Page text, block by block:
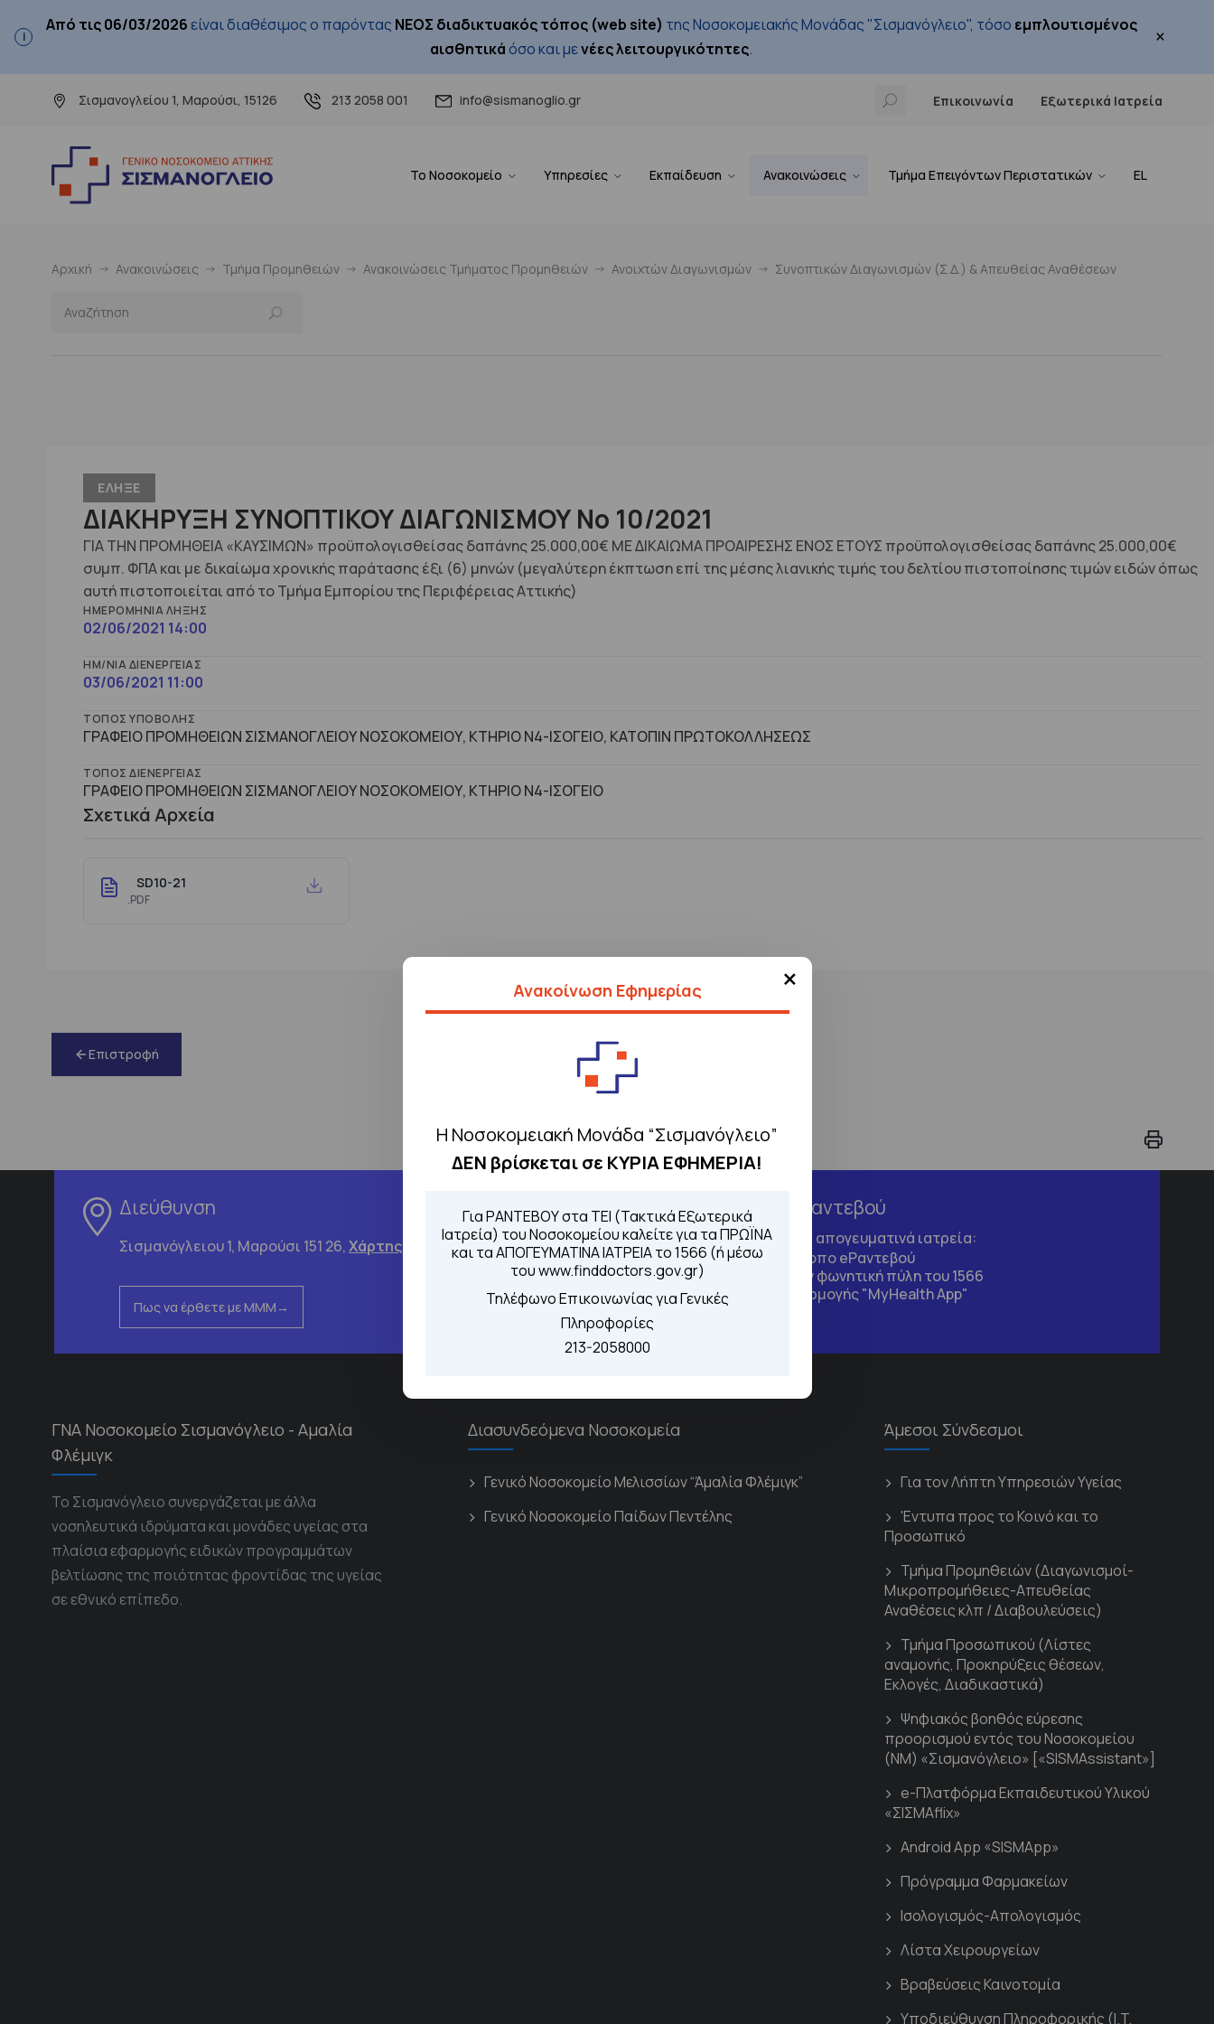
Από τις 06/03/2026 είναι διαθέσιμος ο παρόντας ΝΕΟΣ διαδικτυακός τόπος (web site) της Νοσοκομειακής Μονάδας "Σισμανόγλειο", τόσο εμπλουτισμένος
αισθητικάόσο και μενέες λειτουργικότητες. ×
Σισμανογλείου 1, Μαρούσι, 15126 213 2058 001 info@sismanoglio.gr Επικοινωνία Εξωτερικά Ιατρεία
Το Νοσοκομείο Υπηρεσίες Εκπαίδευση Ανακοινώσεις Τμήμα Επειγόντων Περιστατικών EL
×
Ανακοίνωση Εφημερίας
Η Νοσοκομειακή Μονάδα “Σισμανόγλειο”
ΔΕΝ βρίσκεται σε ΚΥΡΙΑ ΕΦΗΜΕΡΙΑ!
Για ΡΑΝΤΕΒΟΥ στα ΤΕΙ (Τακτικά Εξωτερικά
Ιατρεία) του Νοσοκομείου καλείτε για τα ΠΡΩΪΝΑ
και τα ΑΠΟΓΕΥΜΑΤΙΝΑ ΙΑΤΡΕΙΑ το 1566 (ή μέσω
του www.finddoctors.gov.gr)
Τηλέφωνο Επικοινωνίας για Γενικές
Πληροφορίες
213-2058000
Αρχική Ανακοινώσεις Τμήμα Προμηθειών Ανακοινώσεις Τμήματος Προμηθειών Ανοιχτών Διαγωνισμών Συνοπτικών Διαγωνισμών (Σ.Δ.) & Απευθείας Αναθέσεων
ΕΛΗΞΕ
ΔΙΑΚΗΡΥΞΗ ΣΥΝΟΠΤΙΚΟΥ ΔΙΑΓΩΝΙΣΜΟΥ No 10/2021
ΓΙΑ ΤΗΝ ΠΡΟΜΗΘΕΙΑ «ΚΑΥΣΙΜΩΝ» προϋπολογισθείσας δαπάνης 25.000,00€ ΜΕ ΔΙΚΑΙΩΜΑ ΠΡΟΑΙΡΕΣΗΣ ΕΝΟΣ ΕΤΟΥΣ προϋπολογισθείσας δαπάνης 25.000,00€
συμπ. ΦΠΑ και με δικαίωμα χρονικής παράτασης έξι (6) μηνών (μεγαλύτερη έκπτωση επί της μέσης λιανικής τιμής του δελτίου πιστοποίησης τιμών ειδών όπως
αυτή πιστοποιείται από το Τμήμα Εμπορίου της Περιφέρειας Αττικής)
ΗΜΕΡΟΜΗΝΊΑ ΛΉΞΗΣ
02/06/2021 14:00
ΗΜ/ΝΊΑ ΔΙΕΝΈΡΓΕΙΑΣ
03/06/2021 11:00
ΤΌΠΟΣ ΥΠΟΒΟΛΉΣ
ΓΡΑΦΕΙΟ ΠΡΟΜΗΘΕΙΩΝ ΣΙΣΜΑΝΟΓΛΕΙΟΥ ΝΟΣΟΚΟΜΕΙΟΥ, ΚΤΗΡΙΟ Ν4-ΙΣΟΓΕΙΟ, ΚΑΤΟΠΙΝ ΠΡΩΤΟΚΟΛΛΗΣΕΩΣ
ΤΌΠΟΣ ΔΙΕΝΈΡΓΕΙΑΣ
ΓΡΑΦΕΙΟ ΠΡΟΜΗΘΕΙΩΝ ΣΙΣΜΑΝΟΓΛΕΙΟΥ ΝΟΣΟΚΟΜΕΙΟΥ, ΚΤHΡΙΟ Ν4-ΙΣΟΓΕΙΟ
Σχετικά Αρχεία
SD10-21
.PDF
Επιστροφή
Διεύθυνση
Σισμανόγλειου 1, Μαρούσι 151 26,Χάρτης Περιοχής
Πως να έρθετε με ΜΜΜ
Τηλέφωνα για Ραντεβού
Για τα πρωινά και τα απογευματινά ιατρεία:
Από τον ιστότοποeΡαντεβού
Καλώντας στην φωνητική πύλη του 1566
Μέσω της εφαρμογής "MyHealth App"
ΓΝΑ Νοσοκομείο Σισμανόγλειο - Αμαλία
Φλέμιγκ
Το Σισμανόγλειο συνεργάζεται με άλλα
νοσηλευτικά ιδρύματα και μονάδες υγείας στα
πλαίσια εφαρμογής ειδικών προγραμμάτων
βελτίωσης της ποιότητας φροντίδας της υγείας
σε εθνικό επίπεδο.
Διασυνδεόμενα Νοσοκομεία
Γενικό Νοσοκομείο Μελισσίων “Άμαλία Φλέμιγκ”
Γενικό Νοσοκομείο Παίδων Πεντέλης
Άμεσοι Σύνδεσμοι
Για τον Λήπτη Υπηρεσιών Υγείας
'Εντυπα προς το Κοινό και το
Προσωπικό
Τμήμα Προμηθειών (Διαγωνισμοί-
Μικροπρομήθειες-Απευθείας
Αναθέσεις κλπ / Διαβουλεύσεις)
Τμήμα Προσωπικού (Λίστες
αναμονής, Προκηρύξεις θέσεων,
Εκλογές, Διαδικαστικά)
Ψηφιακός βοηθός εύρεσης
προορισμού εντός του Νοσοκομείου
(ΝΜ) «Σισμανόγλειο» [«SISMAssistant»]
e-Πλατφόρμα Εκπαιδευτικού Υλικού
«ΣΙΣΜΑflix»
Android App «SISMApp»
Πρόγραμμα Φαρμακείων
Ισολογισμός-Απολογισμός
Λίστα Χειρουργείων
Βραβεύσεις Καινοτομία
Υποδιεύθυνση Πληροφορικής (I.T.